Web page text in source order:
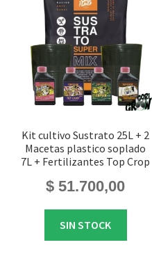
Kit cultivo Sustrato 25L + 2
Macetas plastico soplado
7L + Fertilizantes Top Crop
$ 51.700,00
SIN STOCK